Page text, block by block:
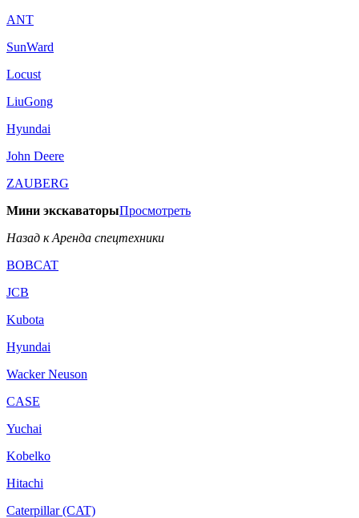
ANT
SunWard
Locust
LiuGong
Hyundai
John Deere
ZAUBERG
Мини экскаваторыПросмотреть
Назад к Аренда спецтехники
BOBCAT
JCB
Kubota
Hyundai
Wacker Neuson
CASE
Yuchai
Kobelko
Hitachi
Caterpillar (CAT)